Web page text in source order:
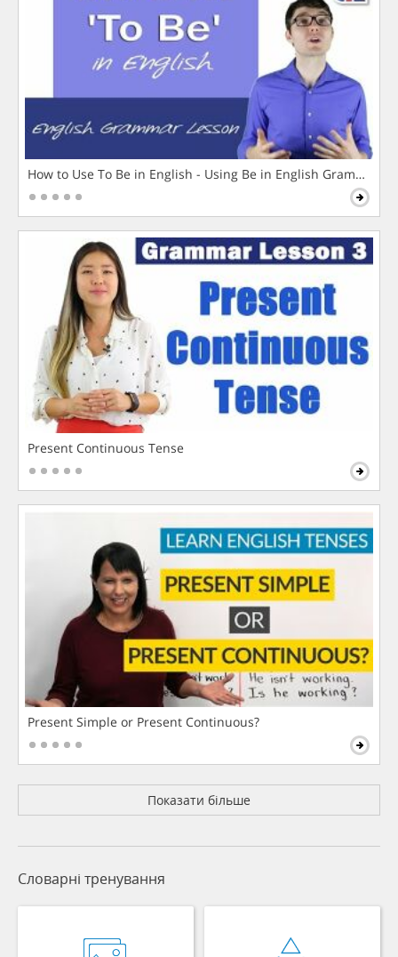
How to Use To Be in English - Using Be in English Grammar
Present Continuous Tense
Present Simple or Present Continuous?
Показати більше
Словарні тренування